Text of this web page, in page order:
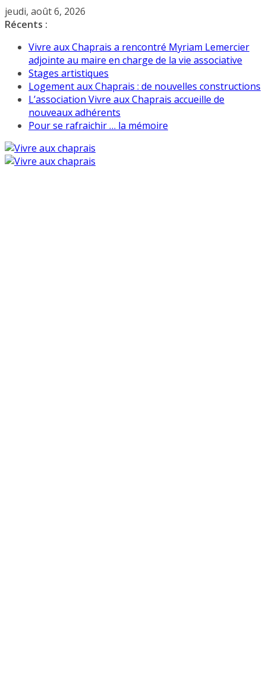
Passer
au
jeudi, août 6, 2026
Récents :
Vivre aux Chaprais a rencontré Myriam Lemercier
adjointe au maire en charge de la vie associative
Stages artistiques
Logement aux Chaprais : de nouvelles constructions
L’association Vivre aux Chaprais accueille de
nouveaux adhérents
Pour se rafraichir … la mémoire